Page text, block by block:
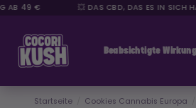
49 € 💥 DAS CBD, DAS ES IN SICH HAT
Beabsichtigte
Startseite Cookies Cannabis Europa